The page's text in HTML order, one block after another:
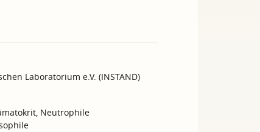
Laboratorium e.V. (INSTAND)
Neutrophile